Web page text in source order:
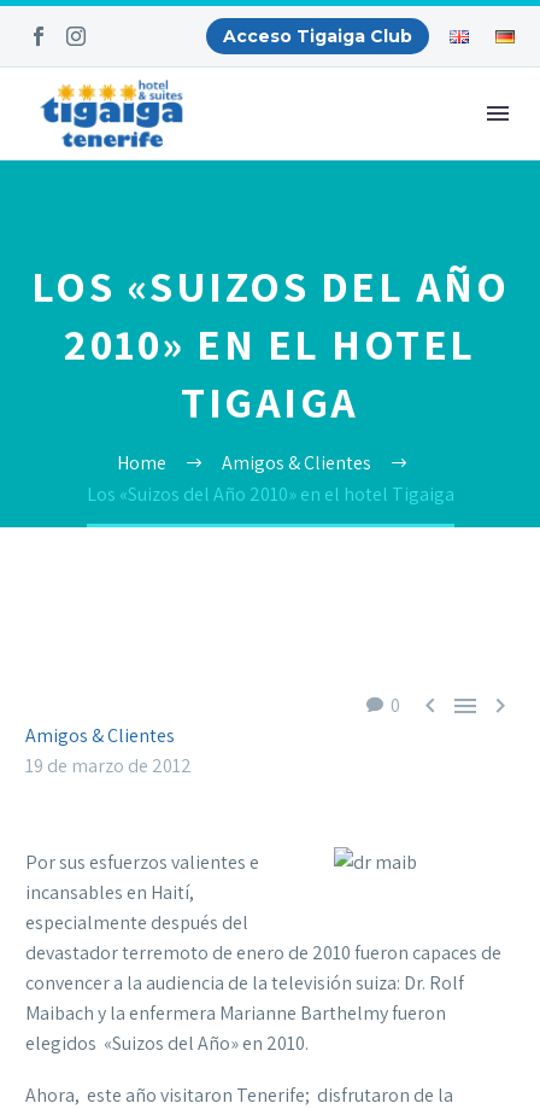
Acceso Tigaiga Club
LOS «SUIZOS DEL AÑO
2010» EN EL HOTEL
TIGAIGA
Home
Amigos & Clientes
Los «Suizos del Año 2010» en el hotel Tigaiga
0   
Amigos & Clientes
19 de marzo de 2012
Por sus esfuerzos valientes e
incansables en Haití,
especialmente después del
devastador terremoto de enero de 2010 fueron capaces de
convencer a la audiencia de la televisión suiza: Dr. Rolf
Maibach y la enfermera Marianne Barthelmy fueron
elegidos «Suizos del Año» en 2010.
Ahora, este año visitaron Tenerife; disfrutaron de la